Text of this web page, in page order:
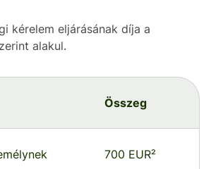
kérelem eljárásának díja a
alakul.
Összeg
700 EUR²